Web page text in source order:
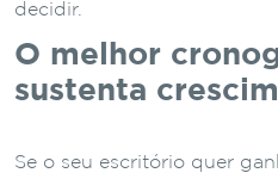
decidir.
O melhor
sustenta
Se o seu escritório quer